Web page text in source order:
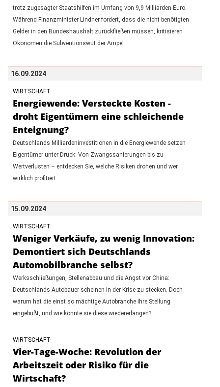
trotz zugesagter Staatshilfen im Umfang von 9,9 Milliarden Euro.
Während Finanzminister Lindner fordert, dass die nicht benötigten
Gelder in den Bundeshaushalt zurückfließen müssen, kritisieren
Ökonomen die Subventionswut der Ampel.
16.09.2024
WIRTSCHAFT
Energiewende: Versteckte Kosten -
droht Eigentümern eine schleichende
Enteignung?
Deutschlands Milliardeninvestitionen in die Energiewende setzen
Eigentümer unter Druck: Von Zwangssanierungen bis zu
Wertverlusten – entdecken Sie, welche Risiken drohen und wer
wirklich profitiert.
15.09.2024
WIRTSCHAFT
Weniger Verkäufe, zu wenig Innovation:
Demontiert sich Deutschlands
Automobilbranche selbst?
Werksschließungen, Stellenabbau und die Angst vor China:
Deutschlands Autobauer scheinen in der Krise zu stecken. Doch
warum hat die einst so mächtige Autobranche ihre Stellung
eingebüßt, und wie könnte sie diese wiedererlangen?
WIRTSCHAFT
Vier-Tage-Woche: Revolution der
Arbeitszeit oder Risiko für die
Wirtschaft?